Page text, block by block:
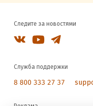
Следите за новостями
Служба поддержки
8 800 333 27 37